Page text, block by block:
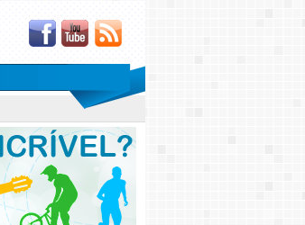
Maior Coagem de Café do Brasil
Recorde homologado em São Lourenço totalizou
preparado pelo método V60